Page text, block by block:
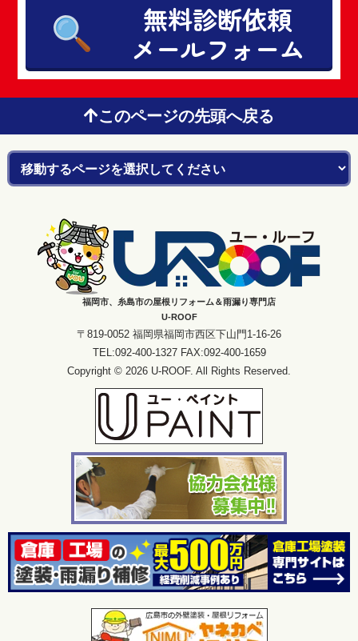
無料診断依頼
メールフォーム
このページの先頭へ戻る
福岡市、糸島市の屋根リフォーム＆雨漏り専門店
U-ROOF
〒819-0052 福岡県福岡市西区下山門1-16-26
TEL:092-400-1327 FAX:092-400-1659
Copyright © 2026 U-ROOF. All Rights Reserved.